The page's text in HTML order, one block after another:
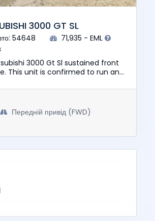
3000 GT SL
54648
71,935 - EML
3000 Gt Sl sustained front
This unit is confirmed to run and
Передній привід (FWD)